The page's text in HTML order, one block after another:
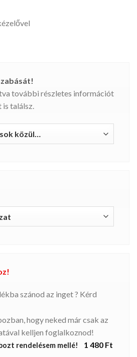
további részletes információt
találsz.
szánod az inget ? Kérd
hogy neked már csak az
kelljen foglalkoznod!
rendelésem mellé! 1 480 Ft